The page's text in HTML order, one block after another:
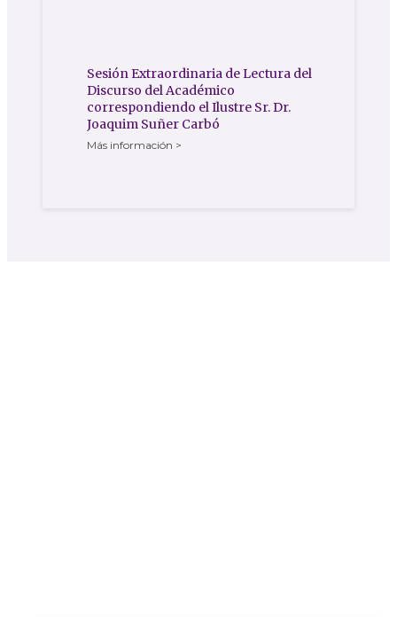
Sesión Extraordinaria de Lectura del
Discurso del Académico
correspondiendo el Ilustre Sr. Dr.
Joaquim Suñer Carbó
Más información >